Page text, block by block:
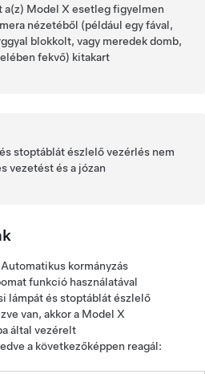
a(z) Model X esetleg figyelmen
nézetéből (például egy fával,
blokkolt, vagy meredek domb,
fekvő) kitakart
stoptáblát észlelő vezérlés nem
vezetést és a józan
Automatikus kormányzás
funkció használatával
lámpát és stoptáblát észlelő
van, akkor a Model X
által vezérelt
a következőképpen reagál: